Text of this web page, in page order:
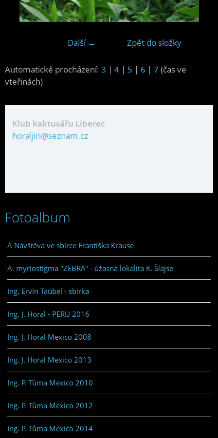
Další → Zpět do složky
Automatické procházení: 3 | 4 | 5 | 6 | 7 (čas ve
vteřinách)
Klub kaktusářu Liberec
horaljiri@seznam.cz
Fotoalbum
A Návštěva ve sbírce Františka Krause
A. myriostigma "ZEBRA" - úžasná lokalita K. Šlajse
Ing. Ervín Taübel - sbírka
Ing. J. Horal - PERU 2016
Ing. J. Horal Mexico 2008
Ing. J. Horal Mexico 2013
Ing. P. Tůma Mexico 2010
Ing. P. Tůma Mexico 2012
Ing. P. Tůma Mexico 2014